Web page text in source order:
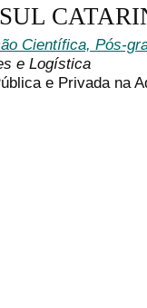
Científica, Pós-
e Logística
e Privada na